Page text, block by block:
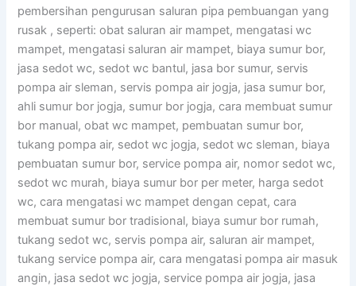
pembersihan pengurusan saluran pipa pembuangan yang
rusak , seperti: obat saluran air mampet, mengatasi wc
mampet, mengatasi saluran air mampet, biaya sumur bor,
jasa sedot wc, sedot wc bantul, jasa bor sumur, servis
pompa air sleman, servis pompa air jogja, jasa sumur bor,
ahli sumur bor jogja, sumur bor jogja, cara membuat sumur
bor manual, obat wc mampet, pembuatan sumur bor,
tukang pompa air, sedot wc jogja, sedot wc sleman, biaya
pembuatan sumur bor, service pompa air, nomor sedot wc,
sedot wc murah, biaya sumur bor per meter, harga sedot
wc, cara mengatasi wc mampet dengan cepat, cara
membuat sumur bor tradisional, biaya sumur bor rumah,
tukang sedot wc, servis pompa air, saluran air mampet,
tukang service pompa air, cara mengatasi pompa air masuk
angin, jasa sedot wc jogja, service pompa air jogja, jasa